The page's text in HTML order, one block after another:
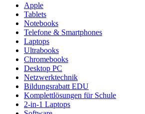
Apple
Tablets
Notebooks
Telefone & Smartphones
Laptops
Ultrabooks
Chromebooks
Desktop PC
Netzwerktechnik
Bildungsrabatt EDU
Komplettlösungen für Schule
2-in-1 Laptops